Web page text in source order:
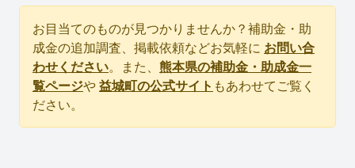
お目当てのものが見つかりませんか？補助金・助
成金の追加調査、掲載依頼などお気軽に お問い合
わせください。また、 熊本県の補助金・助成金一
覧ページや益城町の公式サイト もあわせてご覧く
ださい。